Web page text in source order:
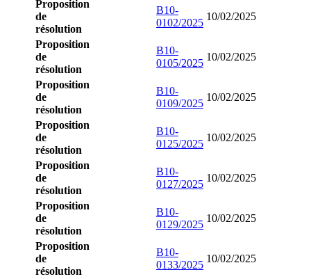
Proposition
de
résolution
B10-
0102/2025
10/02/2025
Proposition
de
résolution
B10-
0105/2025
10/02/2025
Proposition
de
résolution
B10-
0109/2025
10/02/2025
Proposition
de
résolution
B10-
0125/2025
10/02/2025
Proposition
de
résolution
B10-
0127/2025
10/02/2025
Proposition
de
résolution
B10-
0129/2025
10/02/2025
Proposition
de
résolution
B10-
0133/2025
10/02/2025